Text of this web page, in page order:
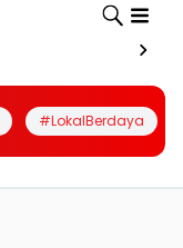
#LokalBerdaya